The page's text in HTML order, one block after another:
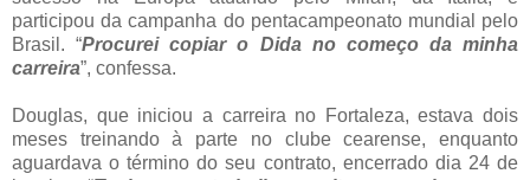
participou da campanha do pentacampeonato mundial pelo
Brasil. “Procurei copiar o Dida no começo da minha
carreira”, confessa.
Douglas, que iniciou a carreira no Fortaleza, estava dois
meses treinando à parte no clube cearense, enquanto
aguardava o término do seu contrato, encerrado dia 24 de